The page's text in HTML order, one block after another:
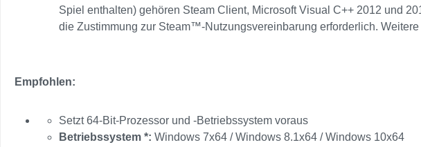
Spiel enthalten) gehören Steam Client, Microsoft Visual C++ 2012 und
die Zustimmung zur Steam™-Nutzungsvereinbarung erforderlich.
Empfohlen:
Setzt 64-Bit-Prozessor und -Betriebssystem voraus
Betriebssystem *: Windows 7x64 / Windows 8.1x64 / Windows 10x64